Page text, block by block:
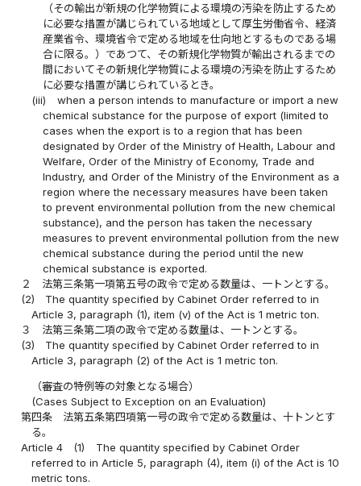
（その輸出が新規の化学物質による環境の汚染を防止するため
に必要な措置が講じられている地域として厚生労働省令、経済
産業省令、環境省令で定める地域を仕向地とするものである場
合に限る。）であつて、その新規化学物質が輸出されるまでの
間においてその新規化学物質による環境の汚染を防止するため
に必要な措置が講じられているとき。
(iii)
when a person intends to manufacture or import a new
chemical substance for the purpose of export (limited to
cases when the export is to a region that has been
designated by Order of the Ministry of Health, Labour and
Welfare, Order of the Ministry of Economy, Trade and
Industry, and Order of the Ministry of the Environment as a
region where the necessary measures have been taken
to prevent environmental pollution from the new chemical
substance), and the person has taken the necessary
measures to prevent environmental pollution from the new
chemical substance during the period until the new
chemical substance is exported.
２
法第三条第一項第五号の政令で定める数量は、一トンとする。
(2)
The quantity specified by Cabinet Order referred to in
Article 3, paragraph (1), item (v) of the Act is 1 metric ton.
３
法第三条第二項の政令で定める数量は、一トンとする。
(3)
The quantity specified by Cabinet Order referred to in
Article 3, paragraph (2) of the Act is 1 metric ton.
（審査の特例等の対象となる場合）
(Cases Subject to Exception on an Evaluation)
第四条
法第五条第四項第一号の政令で定める数量は、十トンとす
る。
Article 4
(1)
The quantity specified by Cabinet Order
referred to in Article 5, paragraph (4), item (i) of the Act is 10
metric tons.